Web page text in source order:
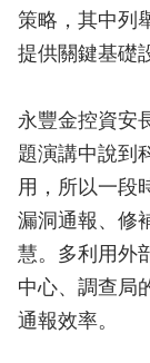
策略，其中列
提供關鍵基礎
永豐金控資安
題演講中說到
用，所以一段
漏洞通報、修
慧。多利用外
中心、調查局
通報效率。